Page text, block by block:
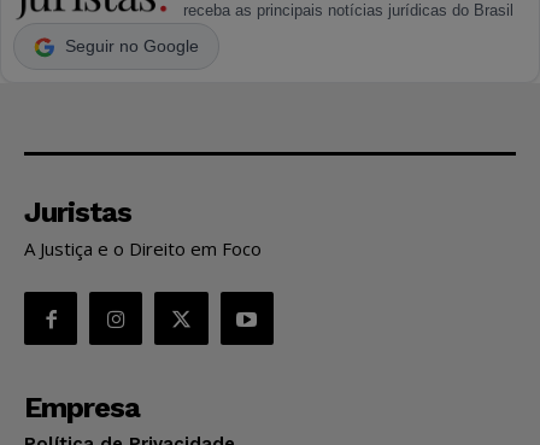
receba as principais notícias jurídicas do Brasil
Seguir no Google
Juristas
A Justiça e o Direito em Foco
Empresa